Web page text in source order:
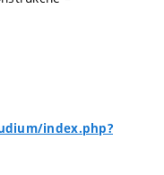
index.php?